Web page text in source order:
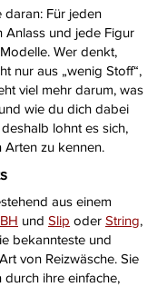
Für jeden
Anlass und jede Figur
Wer denkt,
nur aus „wenig Stoff“,
viel mehr darum, was
wie du dich dabei
lohnt es sich,
Arten zu kennen.
aus einem
BH und Slip oder String,
bekannteste und
von Reizwäsche. Sie
durch ihre einfache,